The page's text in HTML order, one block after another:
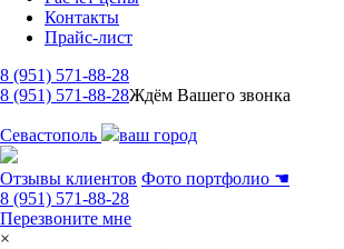
Контакты
Прайс-лист
8 (951) 571-88-28
8 (951) 571-88-28Ждём Вашего звонка
Севастополь ваш город
Отзывы клиентов Фото портфолио ☚
8 (951) 571-88-28
Перезвоните мне
×